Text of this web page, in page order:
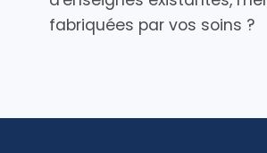
fabriquées par vos soins ?